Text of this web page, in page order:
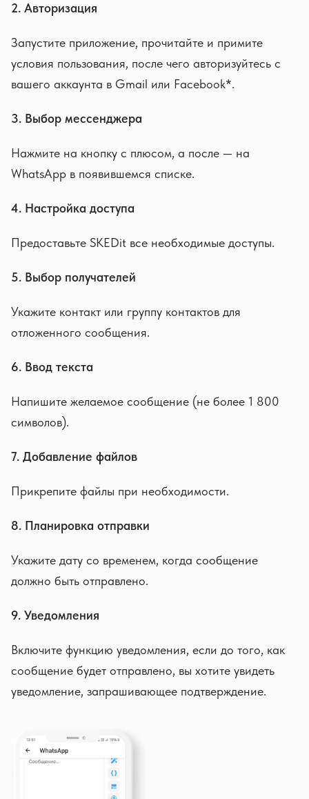
2. Авторизация
Запустите приложение, прочитайте и примите
условия пользования, после чего авторизуйтесь с
вашего аккаунта в Gmail или Facebook*.
3. Выбор мессенджера
Нажмите на кнопку с плюсом, а после — на
WhatsApp в появившемся списке.
4. Настройка доступа
Предоставьте SKEDit все необходимые доступы.
5. Выбор получателей
Укажите контакт или группу контактов для
отложенного сообщения.
6. Ввод текста
Напишите желаемое сообщение (не более 1 800
символов).
7. Добавление файлов
Прикрепите файлы при необходимости.
8. Планировка отправки
Укажите дату со временем, когда сообщение
должно быть отправлено.
9. Уведомления
Включите функцию уведомления, если до того, как
сообщение будет отправлено, вы хотите увидеть
уведомление, запрашивающее подтверждение.